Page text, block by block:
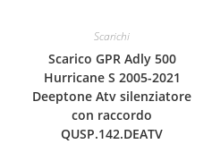
Scarichi
Scarico GPR Adly 500
Hurricane S 2005-2021
Deeptone Atv silenziatore
con raccordo
QUSP.142.DEATV